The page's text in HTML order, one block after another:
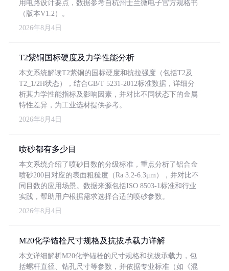
用电路设计要点，数据参考自杭州士兰微电子官方规格书
（版本V1.2）。
2026年8月4日
T2紫铜国标硬度及力学性能分析
本文系统解读T2紫铜的国标硬度和抗拉强度（包括T2及
T2_1/2H状态），结合GB/T 5231-2012标准数据，详细分
析其力学性能指标及影响因素，并对比不同状态下的金属
特性差异，为工业选材提供参考。
2026年8月4日
喷砂都有多少目
本文系统介绍了喷砂目数的分级标准，重点分析了铝合金
喷砂200目对应的表面粗糙度（Ra 3.2-6.3μm），并对比不
同目数的应用场景。数据来源包括ISO 8503-1标准和行业
实践，帮助用户根据需求选择合适的喷砂参数。
2026年8月4日
M20化学锚栓尺寸规格及抗拔承载力详解
本文详细解析M20化学锚栓的尺寸规格和抗拔承载力，包
括螺杆直径、钻孔尺寸等参数，并依据专业标准（如《混